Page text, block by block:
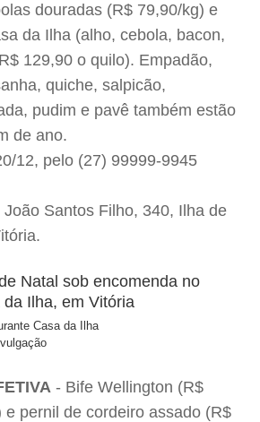
douradas (R$ 79,90/kg) e
da Ilha (alho, cebola, bacon,
129,90 o quilo). Empadão,
quiche, salpicão,
pudim e pavê também estão
de ano.
12, pelo (27) 99999-9945
João Santos Filho, 340, Ilha de
Casa da Ilha
- Bife Wellington (R$
e pernil de cordeiro assado (R$